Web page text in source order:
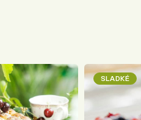
SLADKÉ